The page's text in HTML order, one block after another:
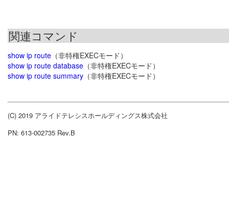
関連コマンド
show ip route （非特権EXECモード）
show ip route database （非特権EXECモード）
show ip route summary （非特権EXECモード）
(C) 2019 アライドテレシスホールディングス株式会社
PN: 613-002735 Rev.B